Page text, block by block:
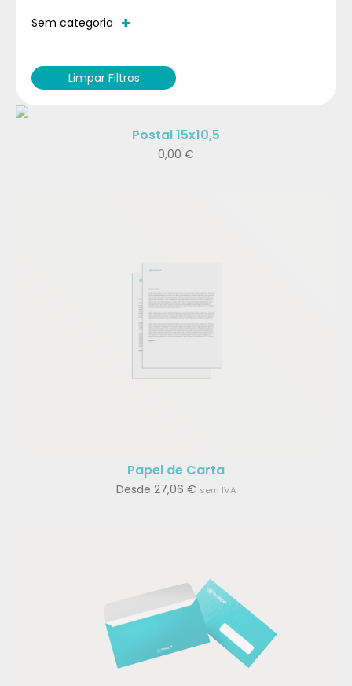
Sem categoria +
Limpar Filtros
Postal 15x10,5
0,00 €
Papel de Carta
Desde 27,06 € sem IVA